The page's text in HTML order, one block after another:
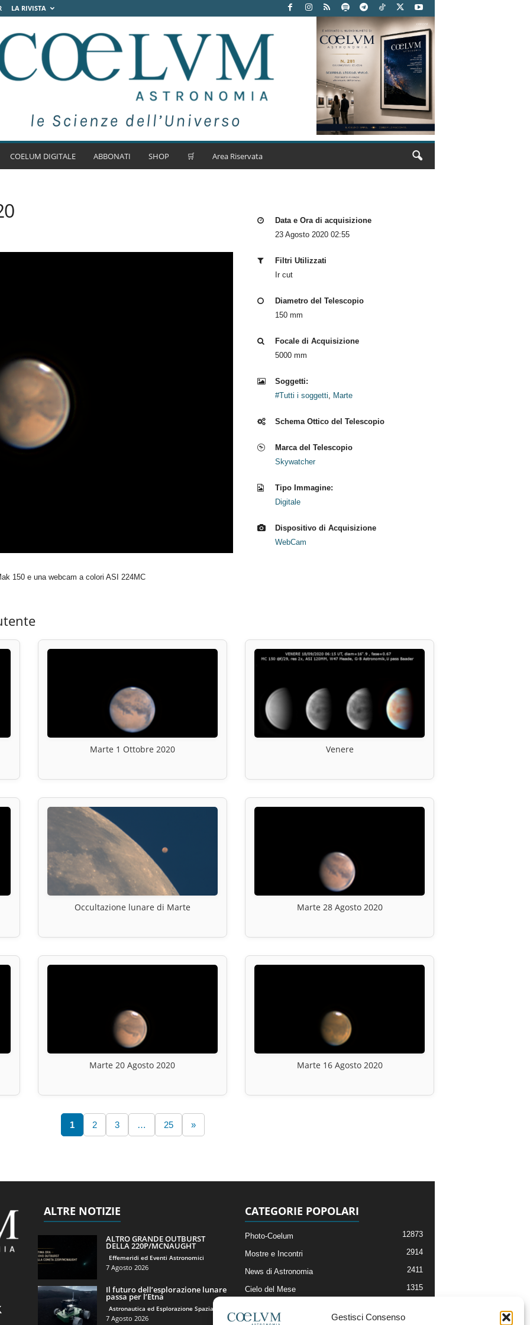
Gestisci Consenso
LA RIVISTA
COELUM DIGITALE ABBONATI SHOP 🛒 Area Riservata
150 e una webcam a colori ASI 224MC
Data e Ora di acquisizione
23 Agosto 2020 02:55
Filtri Utilizzati
Ir cut
Diametro del Telescopio
150 mm
Focale di Acquisizione
5000 mm
Soggetti:
#Tutti i soggetti, Marte
Schema Ottico del Telescopio
Marca del Telescopio
Skywatcher
Tipo Immagine:
Digitale
Dispositivo di Acquisizione
WebCam
Marte 1 Ottobre 2020 Venere
Occultazione lunare di Marte Marte 28 Agosto 2020
Marte 20 Agosto 2020 Marte 16 Agosto 2020
1 2 3 … 25 »
ALTRE NOTIZIE
ALTRO GRANDE OUTBURST
DELLA 220P/MCNAUGHT
Effemeridi ed Eventi Astronomici
7 Agosto 2026
Il futuro dell’esplorazione lunare
passa per l’Etna
Astronautica ed Esplorazione Spaziale
7 Agosto 2026
CATEGORIE POPOLARI
Photo-Coelum 12873
Mostre e Incontri 2914
News di Astronomia 2411
Cielo del Mese 1315